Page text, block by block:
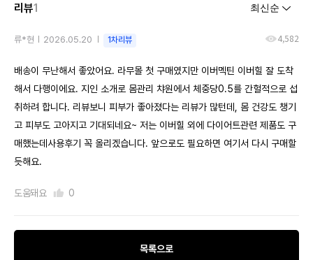
리뷰1
류*현 2026.05.20 1차리뷰 4,582
배송이 무난해서 좋았어요. 라무몰 첫 구매였지만 이버멕틴 이버힐 잘 도착
해서 다행이에요. 지인 소개로 몸관리 챠원에서 체중당0.5를 간헐적으로 섭
취하려 합니다. 리뷰보니 피부가 좋아졌다는 리뷰가 많턴데, 몸 건강도 챙기
고 피부도 고아지고 기대되네요~ 저는 이버힐 외에 다이어트관련 제품도 구
매했는데사용후기 꼭 올리겠습니다. 앞으로도 필요하면 여기서 다시 구매할
듯해요.
도움돼요 0
목록으로